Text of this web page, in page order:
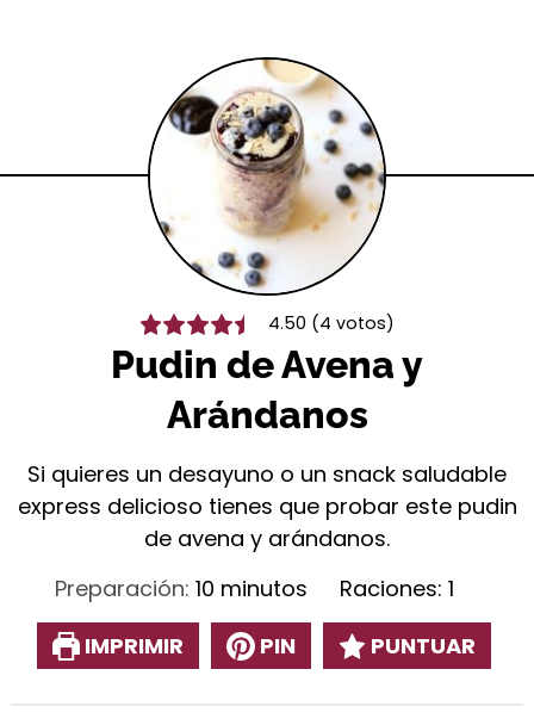
4.50 (4 votos)
Pudin de Avena y
Arándanos
Si quieres un desayuno o un snack saludable
express delicioso tienes que probar este pudin
de avena y arándanos.
Preparación: 10minutos
minutos Raciones: 1
IMPRIMIR
PIN PUNTUAR